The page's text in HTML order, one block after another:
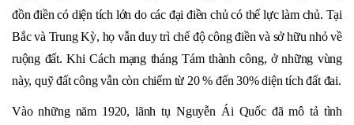
đồn điền có diện tích lớn do các đại điền chủ có thế lực làm chủ. Tại
Bắc và Trung Kỳ, họ vẫn duy trì chế độ công điền và sở hữu nhỏ về
ruộng đất. Khi Cách mạng tháng Tám thành công, ở những vùng
này, quỹ đất công vẫn còn chiếm từ 20 % đến 30% diện tích đất đai.
Vào những năm 1920, lãnh tụ Nguyễn Ái Quốc đã mô tả tình